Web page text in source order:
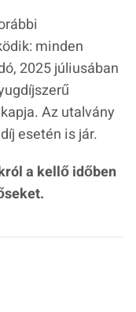
minden
2025 júliusában
Az utalvány
esetén is jár.
a kellő időben